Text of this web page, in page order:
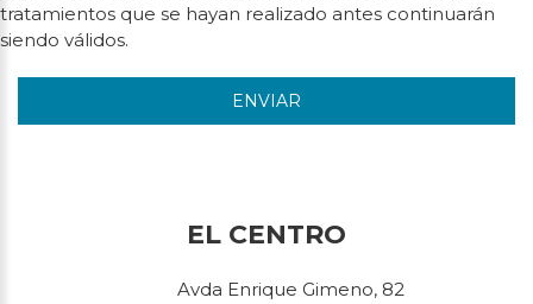
tratamientos que se hayan realizado antes continuarán
siendo válidos.
ENVIAR
EL CENTRO
Avda Enrique Gimeno, 82